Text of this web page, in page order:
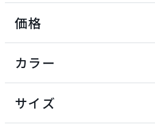
アダル
ADAL TOTAL
価格
カラー
サイズ